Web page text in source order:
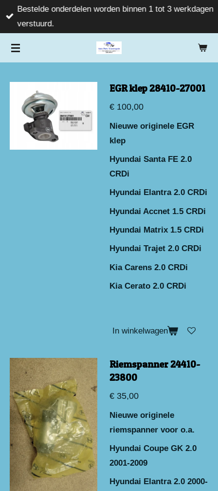
Ga
direct
de
Bestelde onderdelen worden binnen 1 tot 3 werkdagen
verstuurd.
EGR klep 28410-27001
€ 100,00
Nieuwe originele EGR
klep
Hyundai Santa FE 2.0
CRDi
Hyundai Elantra 2.0 CRDi
Hyundai Accnet 1.5 CRDi
Hyundai Matrix 1.5 CRDi
Hyundai Trajet 2.0 CRDi
Kia Carens 2.0 CRDi
Kia Cerato 2.0 CRDi
In winkelwagen
Riemspanner 24410-
23800
€ 35,00
Nieuwe originele
riemspanner voor o.a.
Hyundai Coupe GK 2.0
2001-2009
Hyundai Elantra 2.0 2000-